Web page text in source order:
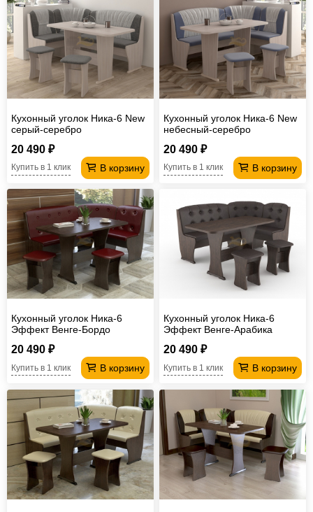
Кухонный уголок Ника-6 New
серый-серебро
20 490 ₽
В корзину
Купить в 1 клик
Кухонный уголок Ника-6 New
небесный-серебро
20 490 ₽
В корзину
Купить в 1 клик
Кухонный уголок Ника-6
Эффект Венге-Бордо
20 490 ₽
В корзину
Купить в 1 клик
Кухонный уголок Ника-6
Эффект Венге-Арабика
20 490 ₽
В корзину
Купить в 1 клик